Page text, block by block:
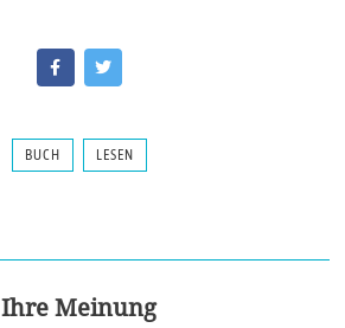
BUCH LESEN
Ihre Meinung